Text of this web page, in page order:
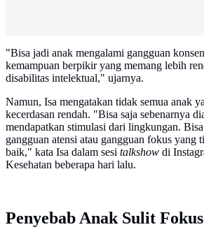
"Bisa jadi anak mengalami gangguan
kemampuan berpikir yang memang lebih
disabilitas intelektual," ujarnya.
Namun, Isa mengatakan tidak semua anak
kecerdasan rendah. "Bisa saja sebenarnya
mendapatkan stimulasi dari lingkungan.
gangguan atensi atau gangguan fokus yang
baik," kata Isa dalam sesi talkshow di
Kesehatan beberapa hari lalu.
Penyebab Anak Sulit Fokus